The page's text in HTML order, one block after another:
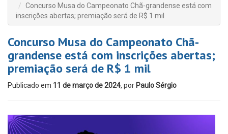
Concurso Musa do Campeonato Chã-grandense está com
inscrições abertas; premiação será de R$ 1 mil
Concurso Musa do Campeonato Chã-
grandense está com inscrições abertas;
premiação será de R$ 1 mil
Publicado em 11 de março de 2024, por Paulo Sérgio